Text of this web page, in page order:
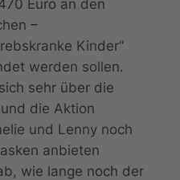
Euro an den
–
Kinder“
werden sollen.
sehr über die
die Aktion
und Lenny noch
anbieten
wie lange noch der